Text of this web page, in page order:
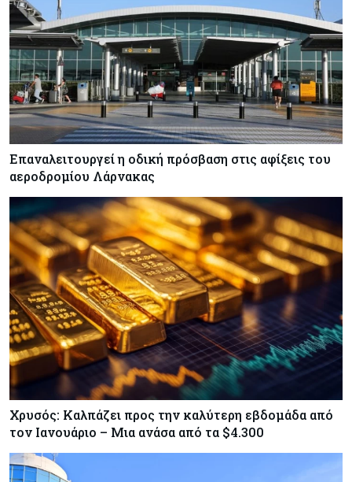
Κόσμος 06-08-2026
Μεικτά πρόσημα στη Wall Street με το βλέμμα
στις εξελίξεις στη Μ. Ανατολή
Κύπρος 06-08-2026
Ανοίγει ξανά από αύριο η οδική πρόσβαση στις
αφίξεις του αεροδρομίου Λάρνακας
Ενέργεια 06-08-2026
Μ. Δαμιανός: Τεράστια νέα δυναμική στον GSI,
αναμένεται η μελέτη ΕΤΕπ για συμμετοχή
Κόσμος 06-08-2026
Saudi Aramco: Μειώνει την τιμή του
πετρελαίου για την Ασία εν μέσω εξελίξεων στο
Ορμούζ
Επαναλειτουργεί η οδική πρόσβαση στις αφίξεις του
αεροδρομίου Λάρνακας
Χρυσός: Καλπάζει προς την καλύτερη εβδομάδα από
τον Ιανουάριο – Μια ανάσα από τα $4.300